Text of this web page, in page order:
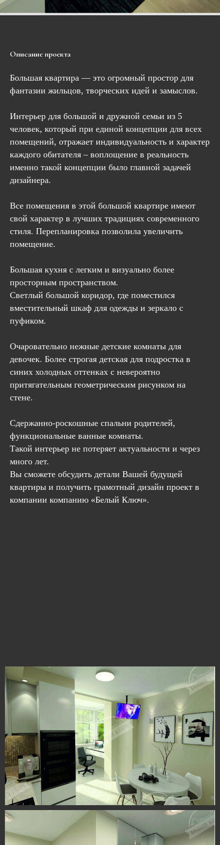
Описание проекта
Большая квартира — это огромный простор для
фантазии жильцов, творческих идей и замыслов.
Интерьер для большой и дружной семьи из 5
человек, который при единой концепции для всех
помещений, отражает индивидуальность и характер
каждого обитателя – воплощение в реальность
именно такой концепции было главной задачей
дизайнера.
Все помещения в этой большой квартире имеют
свой характер в лучших традициях современного
стиля. Перепланировка позволила увеличить
помещение.
Большая кухня с легким и визуально более
просторным пространством.
Светлый большой коридор, где поместился
вместительный шкаф для одежды и зеркало с
пуфиком.
Очаровательно нежные детские комнаты для
девочек. Более строгая детская для подростка в
синих холодных оттенках с невероятно
притягательным геометрическим рисунком на
стене.
Сдержанно-роскошные спальни родителей,
функциональные ванные комнаты.
Такой интерьер не потеряет актуальности и через
много лет.
Вы сможете обсудить детали Вашей будущей
квартиры и получить грамотный дизайн проект в
компании компанию «Белый Ключ».